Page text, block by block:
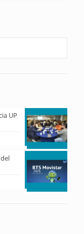
UP